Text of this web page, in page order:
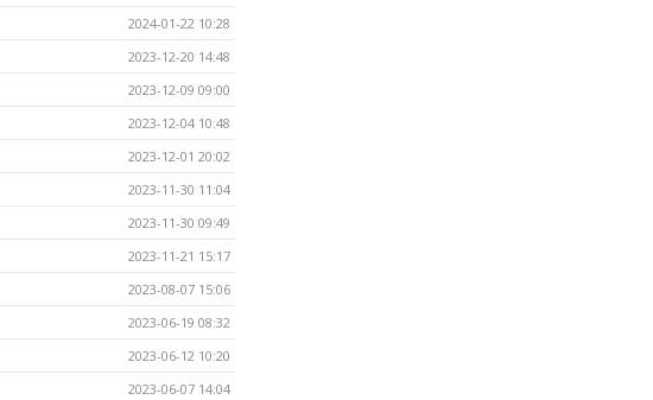
2024-01-22 10:28
2023-12-20 14:48
2023-12-09 09:00
2023-12-04 10:48
2023-12-01 20:02
2023-11-30 11:04
2023-11-30 09:49
2023-11-21 15:17
2023-08-07 15:06
2023-06-19 08:32
2023-06-12 10:20
2023-06-07 14:04